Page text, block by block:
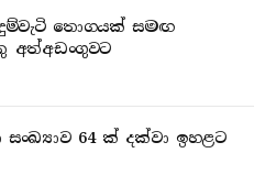
තොගයක් සමඟ
අත්අඩංගුවට
64 ක් දක්වා ඉහළට